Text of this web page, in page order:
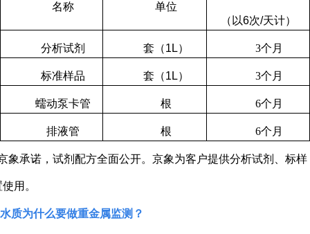
名称 单位
（以6次/天计）
分析试剂 套（1L） 3个月
标准样品 套（1L） 3个月
蠕动泵卡管 根 6个月
排液管 根 6个月
象承诺，试剂配方全面公开。京象为客户提供分析试剂、标样
用。
水质为什么要做重金属监测？